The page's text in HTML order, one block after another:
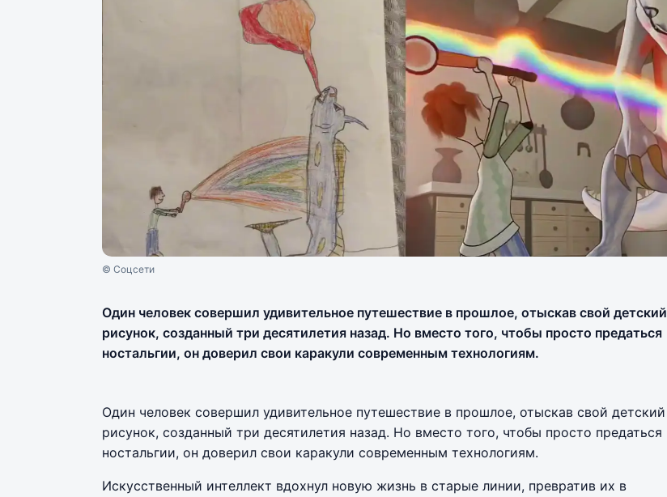
© Соцсети
Один человек совершил удивительное путешествие в прошлое, отыскав свой детский
рисунок, созданный три десятилетия назад. Но вместо того, чтобы просто предаться
ностальгии, он доверил свои каракули современным технологиям.
Один человек совершил удивительное путешествие в прошлое, отыскав свой детский
рисунок, созданный три десятилетия назад. Но вместо того, чтобы просто предаться
ностальгии, он доверил свои каракули современным технологиям.
Искусственный интеллект вдохнул новую жизнь в старые линии, превратив их в